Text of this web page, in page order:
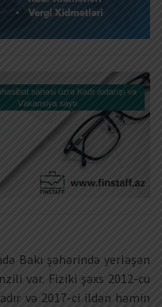
Bakı şəhərində yerləşən
var. Fiziki şəxs 2012-cu
və 2017-ci ildən həmin